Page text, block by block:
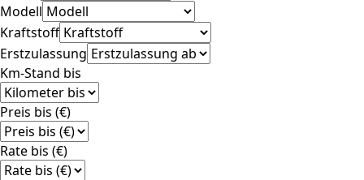
Modell
Kraftstoff
Erstzulassung
Km-Stand bis
Preis bis (€)
Rate bis (€)